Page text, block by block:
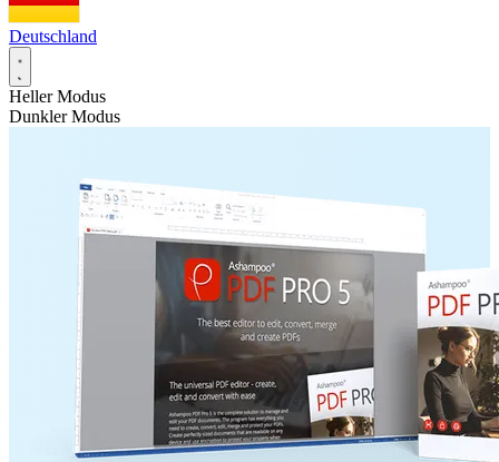
Deutschland
Heller Modus
Dunkler Modus